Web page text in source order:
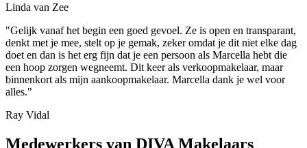
Linda van Zee
"Gelijk vanaf het begin een goed gevoel. Ze is open en transparant,
denkt met je mee, stelt op je gemak, zeker omdat je dit niet elke dag
doet en dan is het erg fijn dat je een persoon als Marcella hebt die
een hoop zorgen wegneemt. Dit keer als verkoopmakelaar, maar
binnenkort als mijn aankoopmakelaar. Marcella dank je wel voor
alles."
Ray Vidal
Medewerkers van DIVA Makelaars